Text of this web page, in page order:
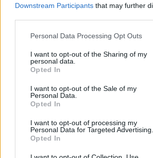
Downstream Participants that may further
Please note that this website/app uses one
not limited to your visit or usage behaviour.
grant or deny consent to Google and its
use your data for below specified purposes
consent section.
Personal Data Processing Opt Outs
I want to opt-out of the Sharing of my
personal data.
Opted In
I want to opt-out of the Sale of my
Personal Data.
Opted In
I want to opt-out of processing my
Personal Data for Targeted Advertising.
Opted In